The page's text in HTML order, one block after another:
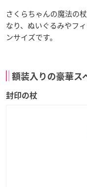
さくらちゃんの魔法の
なり、ぬいぐるみやフ
ンサイズです。
額装入りの豪華ス
封印の杖